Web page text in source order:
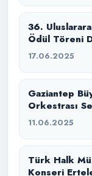
36.
Ödül Töreni
17.06.2025
Gaziantep
Orkestrası
11.06.2025
Türk Halk
Konseri